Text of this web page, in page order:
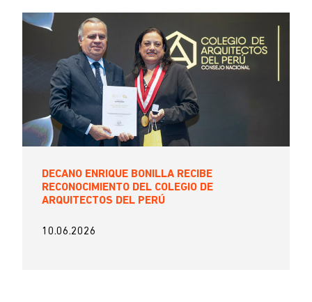
DECANO ENRIQUE BONILLA RECIBE
RECONOCIMIENTO DEL COLEGIO DE
ARQUITECTOS DEL PERÚ
10.06.2026